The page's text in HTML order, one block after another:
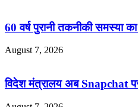
60 वर्ष पुरानी तकनीकी समस्या
August 7, 2026
विदेश मंत्रालय अब Snapchat